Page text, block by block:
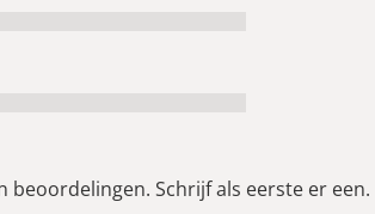
beoordelingen. Schrijf als eerste er een.